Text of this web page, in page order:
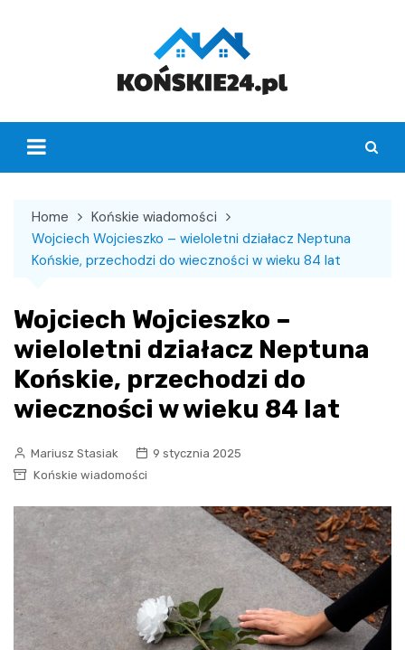
Home
Końskie wiadomości
Wojciech Wojcieszko – wieloletni działacz Neptuna
Końskie, przechodzi do wieczności w wieku 84 lat
Wojciech Wojcieszko –
wieloletni działacz Neptuna
Końskie, przechodzi do
wieczności w wieku 84 lat
Mariusz Stasiak
9 stycznia 2025
Końskie wiadomości